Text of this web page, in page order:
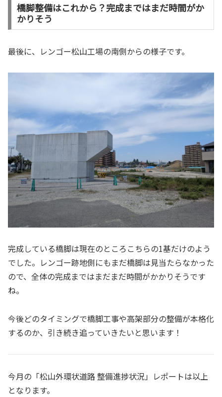
橋脚整備はこれから？完成まではまだ時間がか
かりそう
最後に、レンゴー松山工場の南側からの様子です。
完成している橋脚は現在のところこちらの1基だけのよう
でした。レンゴー跡地側にもまだ橋脚は見当たらなかった
ので、全体の完成まではまだまだ時間がかかりそうです
ね。
今後どのタイミングで橋脚工事や高架部分の整備が本格化
するのか、引き続き追っていきたいと思います！
今月の「松山外環状道路 整備進捗状況」レポートは以上
となります。